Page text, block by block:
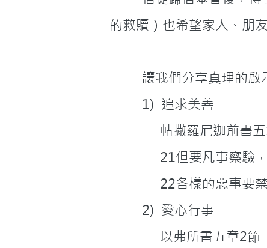
的救贖）也希望家人、朋
讓我們分享真理的
         1)  追求美善
帖撒羅尼
21但要凡
22各樣的惡
         2)  愛心行事
              以弗所書五章2節